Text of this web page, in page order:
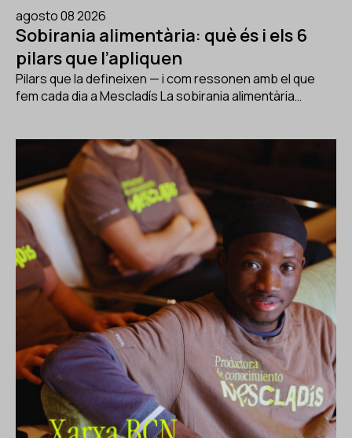
agosto 08 2026
Sobirania alimentària: què és i els 6
pilars que l’apliquen
Pilars que la defineixen — i com ressonen amb el que
fem cada dia a Mescladís La sobirania alimentària…